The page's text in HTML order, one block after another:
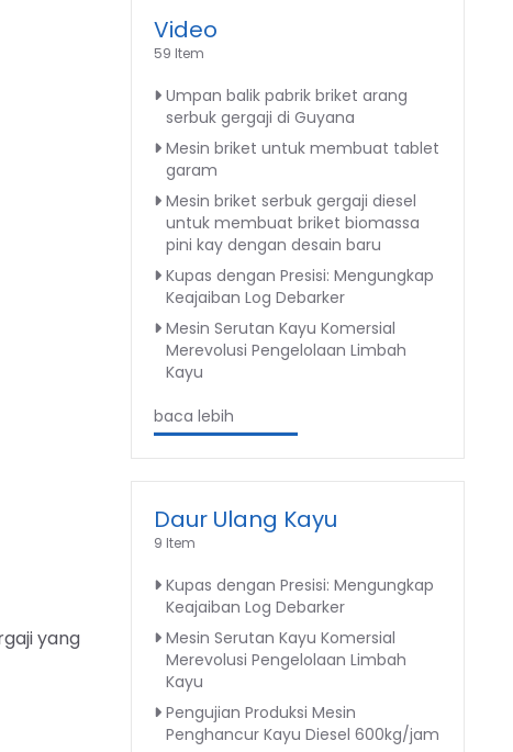
yang
Video
59 Item
Umpan balik pabrik briket arang
serbuk gergaji di Guyana
Mesin briket untuk membuat tablet
garam
Mesin briket serbuk gergaji diesel
untuk membuat briket biomassa
pini kay dengan desain baru
Kupas dengan Presisi: Mengungkap
Keajaiban Log Debarker
Mesin Serutan Kayu Komersial
Merevolusi Pengelolaan Limbah
Kayu
baca lebih
Daur Ulang Kayu
9 Item
Kupas dengan Presisi: Mengungkap
Keajaiban Log Debarker
Mesin Serutan Kayu Komersial
Merevolusi Pengelolaan Limbah
Kayu
Pengujian Produksi Mesin
Penghancur Kayu Diesel 600kg/jam